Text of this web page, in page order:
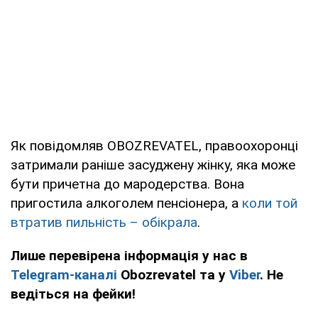
Як повідомляв OBOZREVATEL, правоохоронці
затримали раніше засуджену жінку, яка може
бути причетна до мародерства. Вона
пригостила алкоголем пенсіонера, а коли той
втратив пильність – обікрала.
Лише перевірена інформація у нас в
Telegram-каналі Obozrevatel та у Viber. Не
ведіться на фейки!